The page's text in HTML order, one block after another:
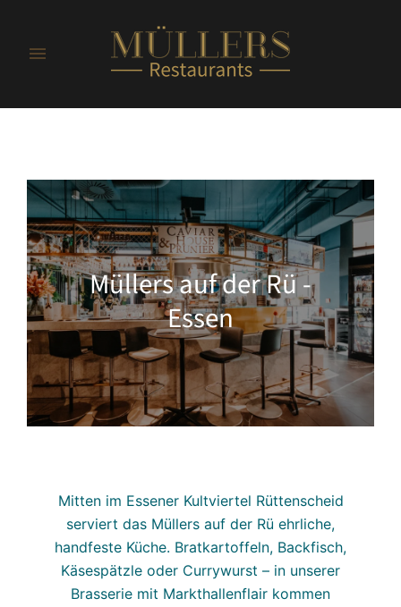
Müllers auf der Rü -
Essen
Mitten im Essener Kultviertel Rüttenscheid
serviert das Müllers auf der Rü ehrliche,
handfeste Küche. Bratkartoffeln, Backfisch,
Käsespätzle oder Currywurst – in unserer
Brasserie mit Markthallenflair kommen